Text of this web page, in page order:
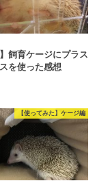
飼育ケージにプラス
を使った感想
【使ってみた】ケージ編